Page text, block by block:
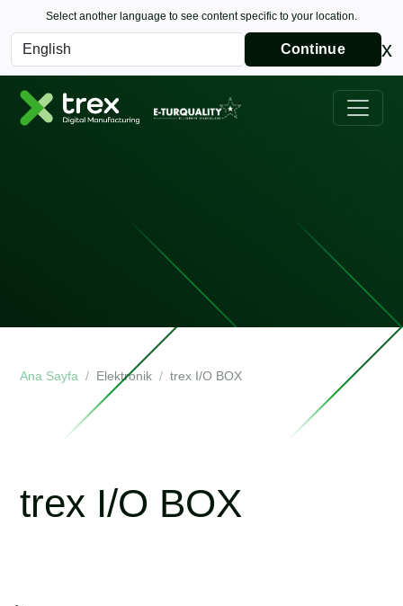
Select another language to see content specific to your location.
Continue x
Ana Sayfa Elektronik trex I/O BOX
trex I/O BOX